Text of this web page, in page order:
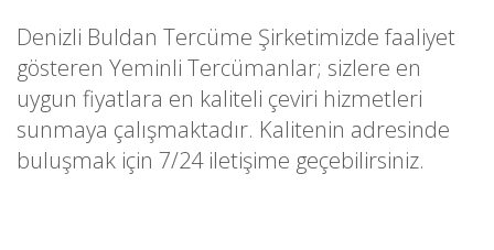
Denizli Buldan Tercüme Şirketimizde faaliyet
gösteren Yeminli Tercümanlar; sizlere en
uygun fiyatlara en kaliteli çeviri hizmetleri
sunmaya çalışmaktadır. Kalitenin adresinde
buluşmak için 7/24 iletişime geçebilirsiniz.